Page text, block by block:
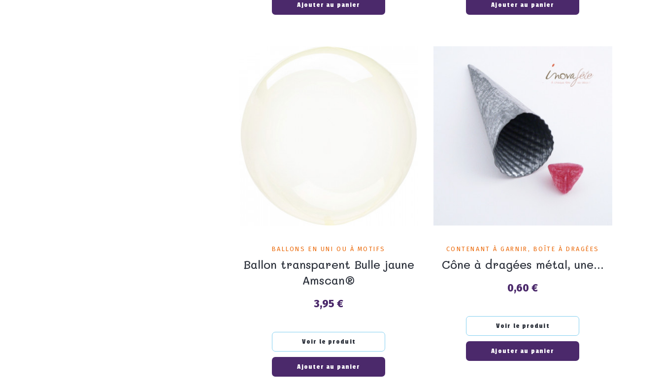
Ajouter au panier Ajouter au panier
BALLONS EN UNI OU À MOTIFS
Ballon transparent Bulle jaune
Amscan®
Prix
3,95 €
Voir le produit
Ajouter au panier
CONTENANT À GARNIR, BOÎTE À DRAGÉES
Cône à dragées métal, une...
Prix
0,60 €
Voir le produit
Ajouter au panier